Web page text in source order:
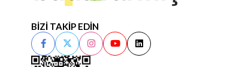
BİZİ TAKİP EDİN